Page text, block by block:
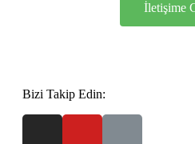
İletişime
Bizi Takip Edin: